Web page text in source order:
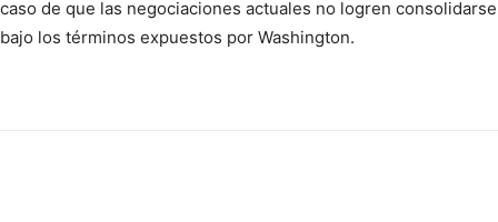
caso de que las negociaciones actuales no logren consolidarse
bajo los términos expuestos por Washington.